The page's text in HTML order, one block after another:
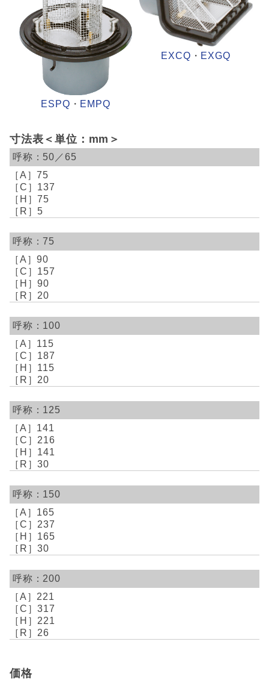
ESPQ ・ EMPQ
EXCQ ・ EXGQ
寸法表＜単位：mm＞
50／65
75
137
75
5
75
90
157
90
20
100
115
187
115
20
125
141
216
141
30
150
165
237
165
30
200
221
317
221
26
価格